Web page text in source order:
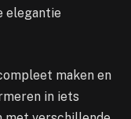
elegantie
maken en
in iets